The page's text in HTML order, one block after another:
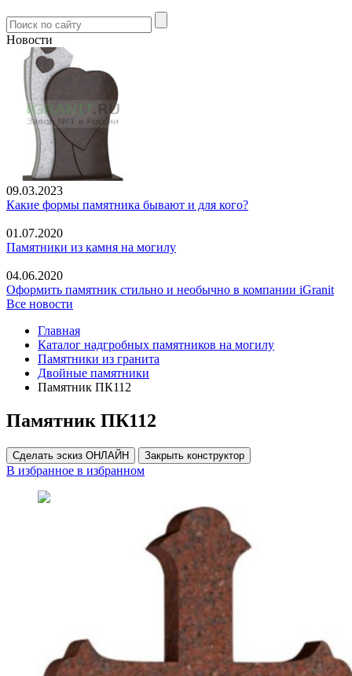
Новости
09.03.2023
Какие формы памятника бывают и для кого?
01.07.2020
Памятники из камня на могилу
04.06.2020
Оформить памятник стильно и необычно в компании iGranit
Все новости
Главная
Каталог надгробных памятников на могилу
Памятники из гранита
Двойные памятники
Памятник ПК112
Памятник ПК112
Сделать эскиз ОНЛАЙН Закрыть конструктор
В избранное в избранном